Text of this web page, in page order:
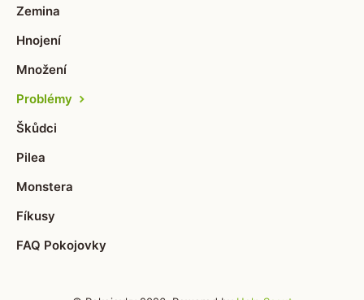
Zemina
Hnojení
Množení
Problémy
Škůdci
Pilea
Monstera
Fíkusy
FAQ Pokojovky